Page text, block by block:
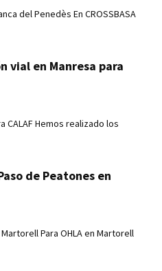
del Penedès En CROSSBASA
vial en Manresa para
CALAF Hemos realizado los
de Peatones en
Para OHLA en Martorell